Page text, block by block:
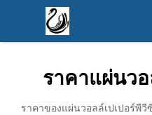
ราคาแผ่นว
ราคาของแผ่นวอลล์เปเปอร์พี